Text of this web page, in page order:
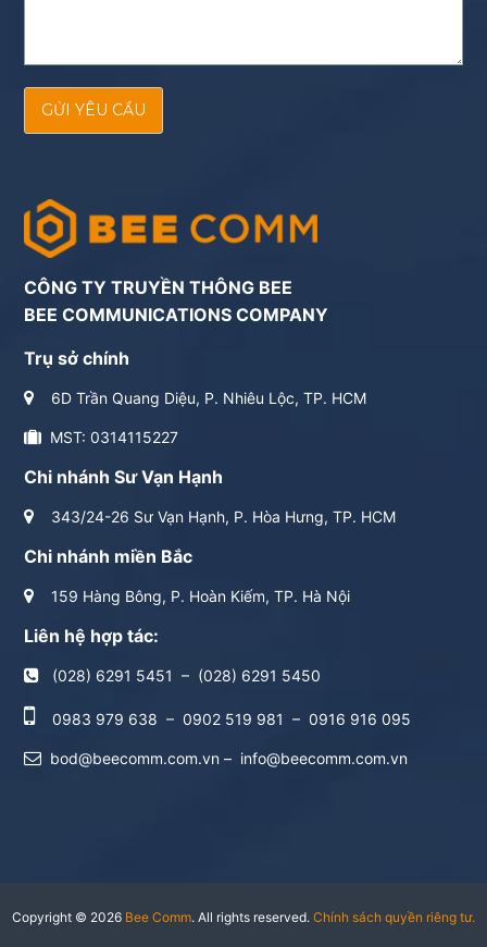
GỬI YÊU CẦU
CÔNG TY TRUYỀN THÔNG BEE
BEE COMMUNICATIONS COMPANY
Trụ sở chính
6D Trần Quang Diệu, P. Nhiêu Lộc, TP. HCM
MST: 0314115227
Chi nhánh Sư Vạn Hạnh
343/24-26 Sư Vạn Hạnh, P. Hòa Hưng, TP. HCM
Chi nhánh miền Bắc
159 Hàng Bông, P. Hoàn Kiếm, TP. Hà Nội
Liên hệ hợp tác:
(028) 6291 5451 – (028) 6291 5450
0983 979 638 – 0902 519 981 – 0916 916 095
bod@beecomm.com.vn – info@beecomm.com.vn
Copyright © 2026 Bee Comm. All rights reserved. Chính sách quyền riêng tư.